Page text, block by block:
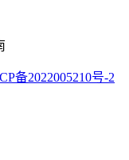
备2022005210号-2